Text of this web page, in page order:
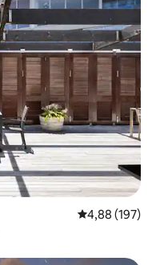
4,88 (197)